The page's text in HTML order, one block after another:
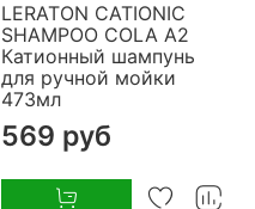
LERATON CATIONIC
SHAMPOO COLA A2
Катионный шампунь
для ручной мойки
473мл
569 руб